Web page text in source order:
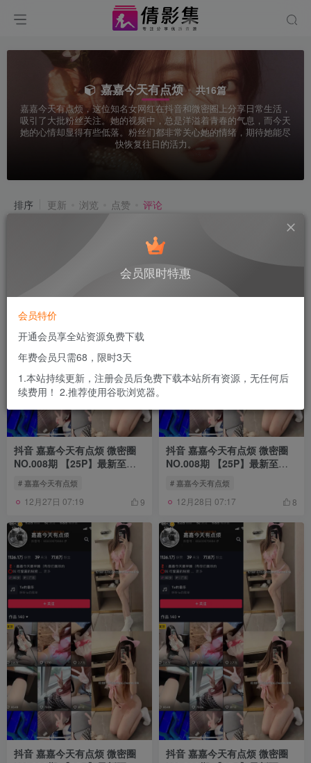
嘉嘉今天有点烦 共16篇
嘉嘉今天有点烦，这位知名女网红在抖音和微密圈上分享日常生活，
吸引了大批粉丝关注。她的视频中，总是洋溢着青春的气息，而今天
她的心情却显得有些低落。粉丝们都非常关心她的情绪，期待她能尽
快恢复往日的活力。
排序 更新 浏览 点赞 评论
抖音 嘉嘉今天有点烦 微密圈
NO.008期 【25P】最新至：
# 嘉嘉今天有点烦
12月27日 07:19 9
抖音 嘉嘉今天有点烦 微密圈
NO.008期 【25P】最新至：
# 嘉嘉今天有点烦
12月28日 07:17 8
抖音 嘉嘉今天有点烦 微密圈
抖音 嘉嘉今天有点烦 微密圈
会员限时特惠
会员特价
开通会员享全站资源免费下载
年费会员只需68，限时3天
1.本站持续更新，注册会员后免费下载本站所有资源，无任何后
续费用！ 2.推荐使用谷歌浏览器。